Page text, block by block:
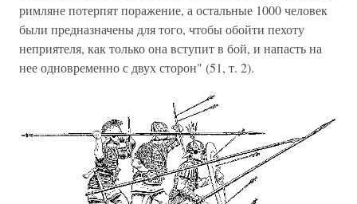
римляне потерпят поражение, а остальные 1000 человек
были предназначены для того, чтобы обойти пехоту
неприятеля, как только она вступит в бой, и напасть на
нее одновременно с двух сторон" (51, т. 2).